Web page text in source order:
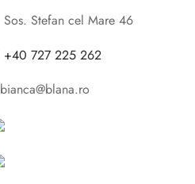
Sos. Stefan cel Mare 46
+40 727 225 262
bianca@blana.ro